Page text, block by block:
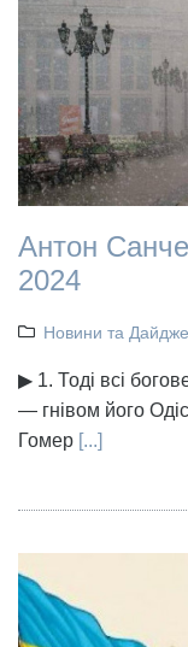
Антон
2024
Новини та
▶ 1. Тоді всі
— гнівом його
Гомер [...]